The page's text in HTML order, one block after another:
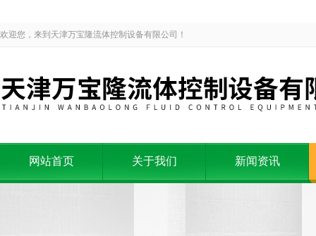
欢迎您，来到天津万宝隆流体控制设备有限公司！
网站首页 关于我们 新闻资讯